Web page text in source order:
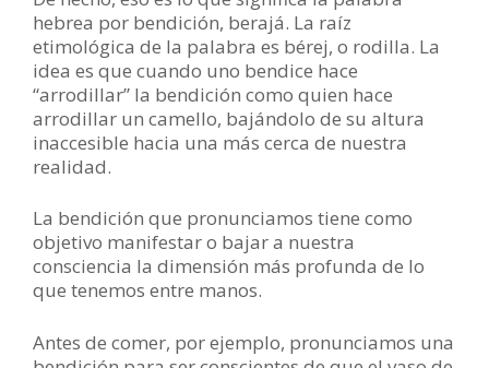
hebrea por bendición, berajá. La raíz
etimológica de la palabra es bérej, o rodilla. La
idea es que cuando uno bendice hace
“arrodillar” la bendición como quien hace
arrodillar un camello, bajándolo de su altura
inaccesible hacia una más cerca de nuestra
realidad.
La bendición que pronunciamos tiene como
objetivo manifestar o bajar a nuestra
consciencia la dimensión más profunda de lo
que tenemos entre manos.
Antes de comer, por ejemplo, pronunciamos una